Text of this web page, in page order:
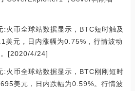
火币全球站数据显示，BTC短时触及
美元，日内涨幅为0.75%，行情波动
。[2020/4/24]
:火币全球站数据显示，BTC刚刚短时
美元，日内跌幅为0.59%。行情波